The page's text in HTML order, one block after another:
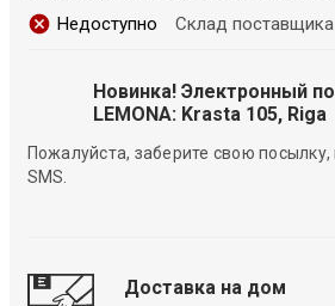
Недоступно Склад поставщика
Новинка! Электронный
LEMONA: Krasta 105, Riga
Пожалуйста, заберите свою посылку,
SMS.
Доставка на дом